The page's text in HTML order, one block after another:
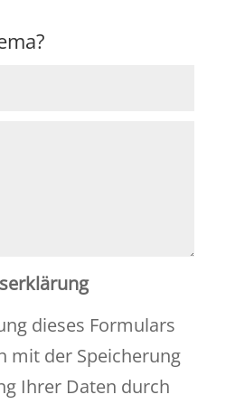
dieses Formulars
mit der Speicherung
Ihrer Daten durch